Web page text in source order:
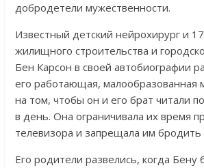
добродетели мужественности.
Известный детский нейрохирург и
жилищного строительства и
Бен Карсон в своей автобиографии
его работающая, малообразованная
на том, чтобы он и его брат читали
в день. Она ограничивала их время
телевизора и запрещала им бродить
Его родители развелись, когда Бену